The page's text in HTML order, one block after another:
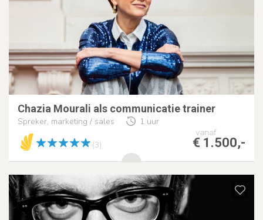
Chazia Mourali als communicatie trainer
Spreker, marketing / sales
1 uur
vanaf
€ 1.500,-
(3)